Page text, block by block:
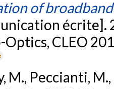
of
écrite].
CLEO
M., Peccianti,